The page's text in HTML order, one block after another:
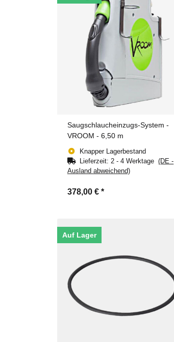
Saugschlaucheinzugs-System -
VROOM - 6,50 m
Knapper Lagerbestand
Lieferzeit:2 - 4 Werktage(DE -
Ausland abweichend)
378,00 € *
Auf Lager